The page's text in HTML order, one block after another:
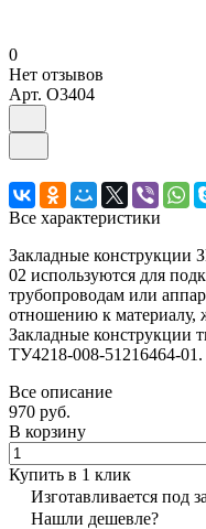
0
Нет отзывов
Арт. O3404
Все характеристики
Закладные конструкции
02 используются для
трубопроводам или
отношению к материалу,
Закладные конструкции
ТУ4218-008-51216464-01.
Все описание
970 руб.
В корзину
Купить в 1 клик
Изготавливается под
Нашли дешевле?